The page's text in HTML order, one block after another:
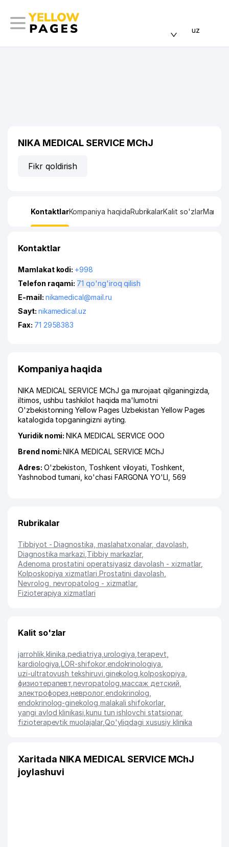
uz
NIKA MEDICAL SERVICE MChJ
Fikr qoldirish
KontaktlarKompaniya haqidaRubrikalarKalit so'zlarManzil
Kontaktlar
Mamlakat kodi: +998
Telefon raqami:
71 qo'ng'iroq qilish
E-mail: nikamedical@mail.ru
Sayt: nikamedical.uz
Fax: 71 2958383
Kompaniya haqida
NIKA MEDICAL SERVICE MChJ ga murojaat qilganingizda,
iltimos, ushbu tashkilot haqida ma'lumotni
O'zbekistonning Yellow Pages Uzbekistan Yellow Pages
katalogida topganingizni ayting.
Yuridik nomi:NIKA MEDICAL SERVICE ООО
Brend nomi:NIKA MEDICAL SERVICE MChJ
Adres: O'zbekiston, Toshkent viloyati Toshkent
Yashnobod tumani ,ko'chasi FARGONA YO'LI , 569
Rubrikalar
Tibbiyot - Diagnostika, maslahatxonalar, davolash
Diagnostika markazi Tibbiy markazlar,
Adenoma prostatini operatsiyasiz davolash - xizmatlar,
Kolposkopiya xizmatlari Prostatini davolash
Nevrolog, nevropatolog - xizmatlar,
Fizioterapiya xizmatlari
Kalit so'zlar
jarrohlik, klinika ,pediatriya urologiya terapevt
kardiologiya ,LOR-shifokor,endokrinologiya
uzi-ultratovush tekshiruvi ginekolog ,kolposkopiya
физиотерапевт ,nevropatolog массаж детский
электрофорез ,невролог,endokrinolog
endokrinolog-ginekolog malakali shifokorlar,
yangi avlod klinikasi kunu tun ishlovchi statsionar,
fizioterapevtik muolajalar,Qo'yliqdagi xususiy klinika
Xaritada NIKA MEDICAL SERVICE MChJ
joylashuvi